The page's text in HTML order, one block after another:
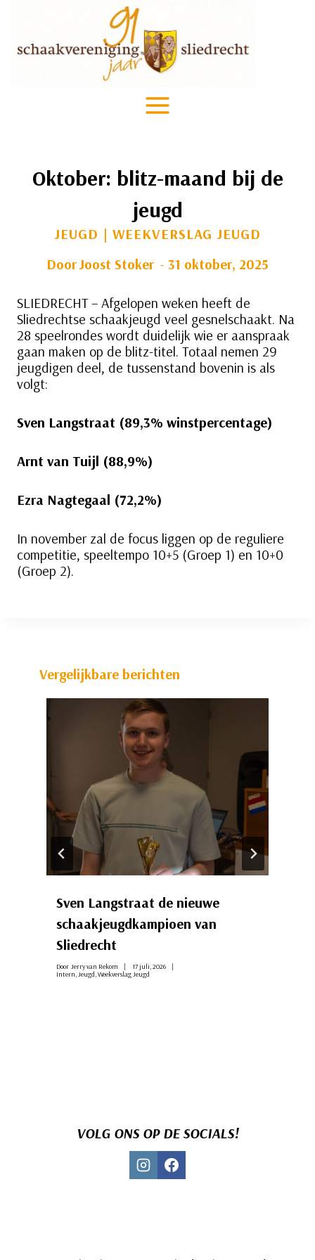
inhoud
Oktober: blitz-maand bij de
jeugd
JEUGD | WEEKVERSLAG JEUGD
DoorJoost Stoker 31 oktober, 2025
SLIEDRECHT – Afgelopen weken heeft de
Sliedrechtse schaakjeugd veel gesnelschaakt. Na
28 speelrondes wordt duidelijk wie er aanspraak
gaan maken op de blitz-titel. Totaal nemen 29
jeugdigen deel, de tussenstand bovenin is als
volgt:
Sven Langstraat (89,3% winstpercentage)
Arnt van Tuijl (88,9%)
Ezra Nagtegaal (72,2%)
In november zal de focus liggen op de reguliere
competitie, speeltempo 10+5 (Groep 1) en 10+0
(Groep 2).
Vergelijkbare berichten
Sven Langstraat de nieuwe
schaakjeugdkampioen van
Sliedrecht
Door Jerry van Rekom
17 juli, 2026
Intern,Jeugd,Weekverslag Jeugd
VOLG ONS OP DE SOCIALS!